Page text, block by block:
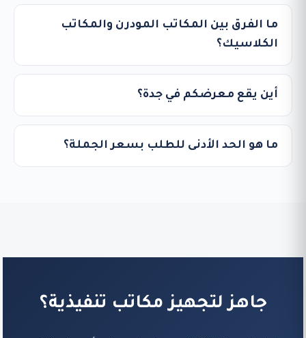
ما الفرق بين المكاتب المودرن والمكاتب
الكلاسيك؟
أين يقع معرضكم في جدة؟
ما هو الحد الأدنى للطلب بسعر الجملة؟
جاهز لتجهيز مكاتب تنفيذية؟